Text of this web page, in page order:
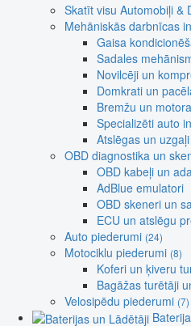
Skatīt visu Automobiļi &
Mehāniskās darbnīcas
Gaisa
Sadales
Novilcēji un
Domkrati un
Bremžu un
Specializēti auto
Atslēgas un uzgaļi
OBD diagnostika un
OBD kabeļi un
AdBlue emulatori
OBD skeneri un
ECU un atslēgu
Auto piederumi (24)
Motociklu piederumi (8)
Koferi un ķiveru
Bagāžas turētāji
Velosipēdu piederumi (7)